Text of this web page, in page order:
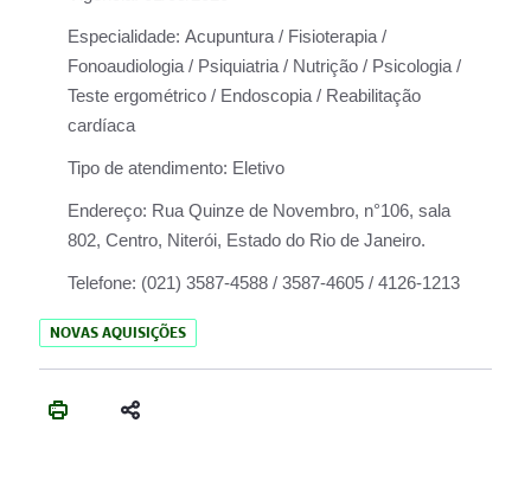
Especialidade: Acupuntura / Fisioterapia /
Fonoaudiologia / Psiquiatria / Nutrição / Psicologia /
Teste ergométrico / Endoscopia / Reabilitação
cardíaca
Tipo de atendimento: Eletivo
Endereço: Rua Quinze de Novembro, n°106, sala
802, Centro, Niterói, Estado do Rio de Janeiro.
Telefone: (021) 3587-4588 / 3587-4605 / 4126-1213
NOVAS AQUISIÇÕES